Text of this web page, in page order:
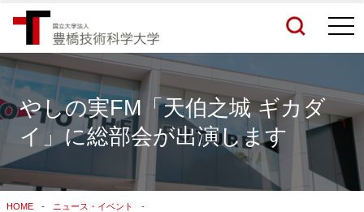
検索結果をもっと見る
関連サイトすべてを検索する
やしの実FM「天伯之城 ギカダ
イ」に総部会が出演します
HOME
ニュース・イベント